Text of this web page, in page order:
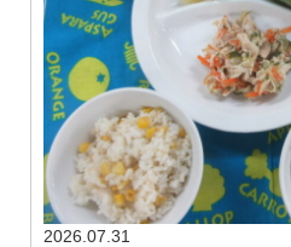
2026.07.31